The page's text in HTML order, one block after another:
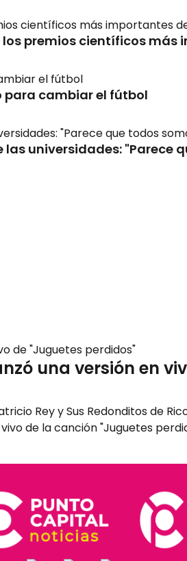
los premios científicos
para cambiar el fútbol
universidades: "Parece
una versión en
Rey y Sus Redonditos de
de la canción "Juguetes